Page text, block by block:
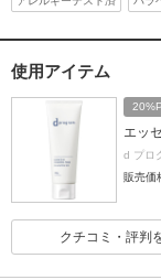
使用アイテム
エッ
d プロ
販売価
クチコミ・評判